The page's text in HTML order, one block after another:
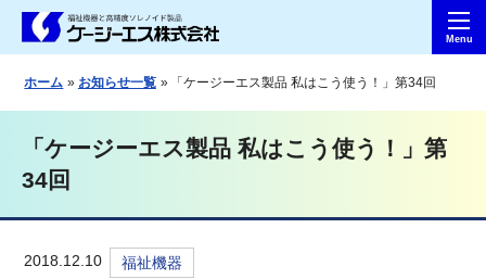
ホーム お知らせ一覧 「ケージーエス製品 私はこう使う！」第34回
「ケージーエス製品 私はこう使う！」第
34回
2018.12.10 福祉機器